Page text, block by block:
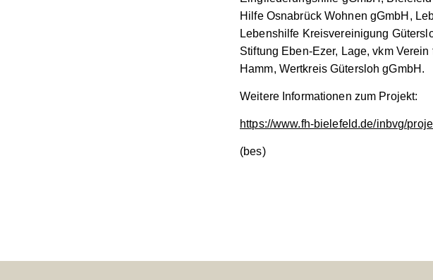
Hilfe Osnabrück Wohnen gGmbH,
Lebenshilfe Kreisvereinigung
Stiftung Eben-Ezer, Lage, vkm
Hamm, Wertkreis Gütersloh gGmbH.
Weitere Informationen zum Projekt:
https://www.fh-bielefeld.de/inbvg/
(bes)